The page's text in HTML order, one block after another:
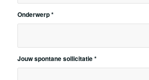
Onderwerp*
Jouw spontane sollicitatie*